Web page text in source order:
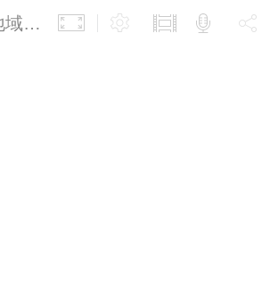
さがみはら地域ポータルサイト(レストラン＆カフェ Sky)